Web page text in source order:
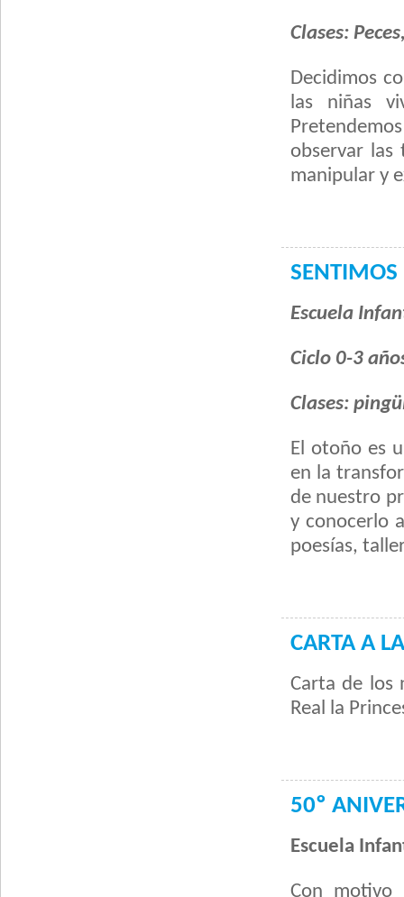
Clases:
Decidimos
las niñas
observar las
manipular y
SENTIMOS
Escuela
Ciclo 0-3
Clases:
El otoño es
en la
de nuestro
y conocerlo
poesías,
CARTA A
Carta de los
Real la
50º
Escuela
Con